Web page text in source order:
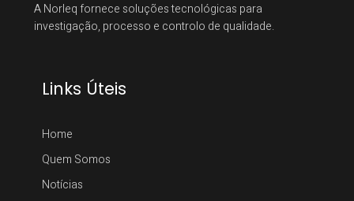
A Norleq fornece soluções tecnológicas para
investigação, processo e controlo de qualidade.
Links Úteis
Home
Quem Somos
Notícias